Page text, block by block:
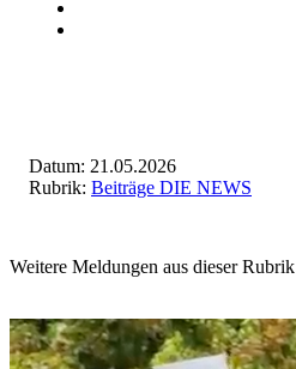
Datum: 21.05.2026
Rubrik: Beiträge DIE NEWS
Weitere Meldungen aus dieser Rubrik